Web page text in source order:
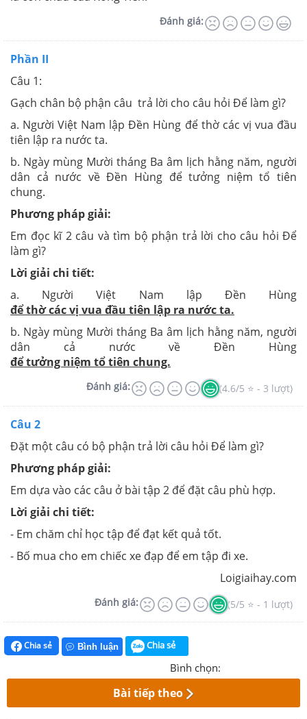
Đánh giá:
Phần II
Câu 1:
Gạch chân bộ phận câu trả lời cho câu hỏi Để làm gì?
a. Người Việt Nam lập Đền Hùng để thờ các vị vua đầu
tiên lập ra nước ta.
b. Ngày mùng Mười tháng Ba âm lịch hằng năm, người
dân cả nước về Đền Hùng để tưởng niệm tổ tiên
chung.
Phương pháp giải:
Em đọc kĩ 2 câu và tìm bộ phận trả lời cho câu hỏi Để
làm gì?
Lời giải chi tiết:
a. Người Việt Nam lập Đền Hùng
để thờ các vị vua đầu tiên lập ra nước ta.
b. Ngày mùng Mười tháng Ba âm lịch hằng năm, người
dân cả nước về Đền Hùng
để tưởng niệm tổ tiên chung.
Đánh giá: (4.6/5 ⭐ - 3 lượt)
Câu 2
Đặt một câu có bộ phận trả lời câu hỏi Để làm gì?
Phương pháp giải:
Em dựa vào các câu ở bài tập 2 để đặt câu phù hợp.
Lời giải chi tiết:
- Em chăm chỉ học tập để đạt kết quả tốt.
- Bố mua cho em chiếc xe đạp để em tập đi xe.
Loigiaihay.com
Đánh giá: (5/5 ⭐ - 1 lượt)
Chia sẻ Bình luận Chia sẻ
Bình chọn:
Bài tiếp theo